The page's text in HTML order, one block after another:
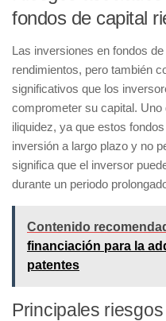
fondos de capital
Las inversiones en fondos
rendimientos, pero también
significativos que los
comprometer su capital.
iliquidez, ya que estos
inversión a largo plazo y no
significa que el inversor
durante un periodo
Contenido
financiación para la
patentes
Principales